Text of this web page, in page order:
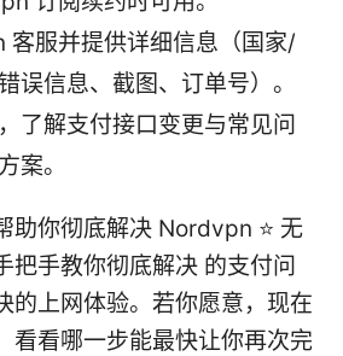
客服并提供详细信息（国家/
误信息、截图、订单号）。
了解支付接口变更与常见问
案。
助你彻底解决 Nordvpn ⭐ 无
把手教你彻底解决 的支付问
的上网体验。若你愿意，现在
看看哪一步能最快让你再次完